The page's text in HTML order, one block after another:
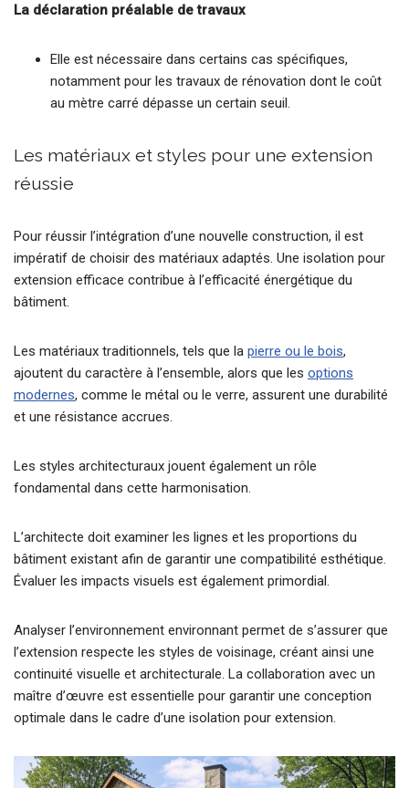
La déclaration préalable de travaux
Elle est nécessaire dans certains cas spécifiques,
notamment pour les travaux de rénovation dont le coût
au mètre carré dépasse un certain seuil.
Les matériaux et styles pour une extension
réussie
Pour réussir l’intégration d’une nouvelle construction, il est
impératif de choisir des matériaux adaptés. Une isolation pour
extension efficace contribue à l’efficacité énergétique du
bâtiment.
Les matériaux traditionnels, tels que la pierre ou le bois,
ajoutent du caractère à l’ensemble, alors que les options
modernes, comme le métal ou le verre, assurent une durabilité
et une résistance accrues.
Les styles architecturaux jouent également un rôle
fondamental dans cette harmonisation.
L’architecte doit examiner les lignes et les proportions du
bâtiment existant afin de garantir une compatibilité esthétique.
Évaluer les impacts visuels est également primordial.
Analyser l’environnement environnant permet de s’assurer que
l’extension respecte les styles de voisinage, créant ainsi une
continuité visuelle et architecturale. La collaboration avec un
maître d’œuvre est essentielle pour garantir une conception
optimale dans le cadre d’une isolation pour extension.